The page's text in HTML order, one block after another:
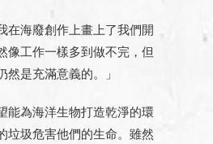
在海廢創作上畫上了我們開
像工作一樣多到做不完，但
是充滿意義的。」
能為海洋生物打造乾淨的環
垃圾危害他們的生命。雖然